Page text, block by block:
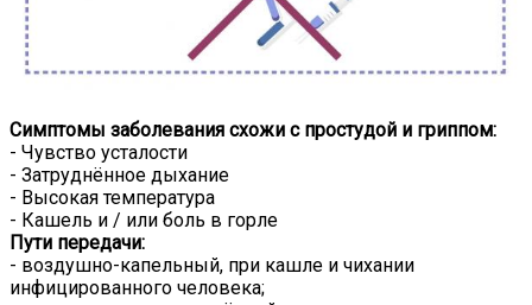
Симптомы заболевания схожи с простудой и гриппом:
- Чувство усталости
- Затруднённое дыхание
- Высокая температура
- Кашель и / или боль в горле
Пути передачи:
- воздушно-капельный, при кашле и чихании
инфицированного человека;